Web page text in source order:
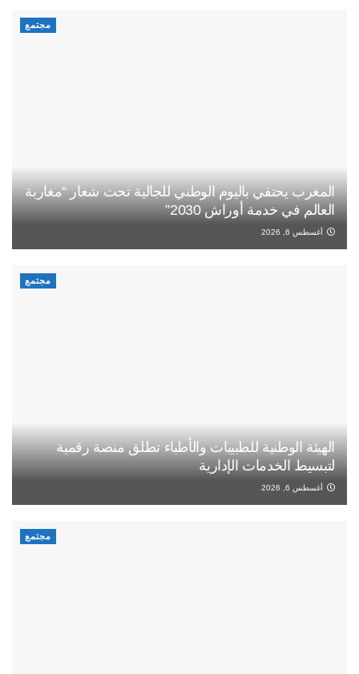
مجتمع
المغرب يحتفي باليوم الوطني للجالية تحت شعار “مغاربة
العالم في خدمة أوراش 2030”
أغسطس 6, 2026
مجتمع
الهيئة الوطنية للطبيبات والأطباء تطلق منصة رقمية
لتبسيط الخدمات الإدارية
أغسطس 6, 2026
مجتمع